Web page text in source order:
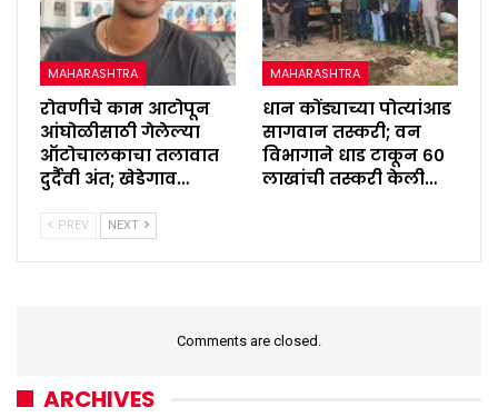
MAHARASHTRA
रोवणीचे काम आटोपून
आंघोळीसाठी गेलेल्या
ऑटोचालकाचा तलावात
दुर्दैवी अंत; खेडेगाव…
MAHARASHTRA
धान कोंड्याच्या पोत्यांआड
सागवान तस्करी; वन
विभागाने धाड टाकून ६०
लाखांची तस्करी केली…
PREV NEXT
Comments are closed.
ARCHIVES